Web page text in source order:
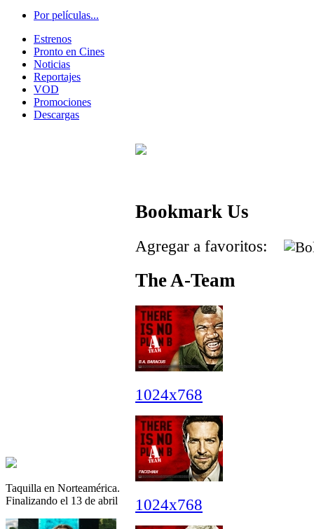
Por películas...
Estrenos
Pronto en Cines
Noticias
Reportajes
VOD
Promociones
Descargas
Taquilla en Norteamérica.
Finalizando el 13 de abril
Bookmark Us
Agregar a favoritos:
The A-Team
1024x768
1024x768